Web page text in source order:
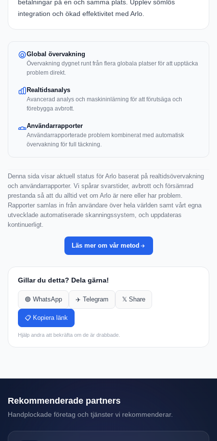
betalningar på en och samma plats. Upplev sömlös
integration och ökad effektivitet med Arlo.
Global övervakning
Övervakning dygnet runt från flera globala platser för att upptäcka
problem direkt.
Realtidsanalys
Avancerad analys och maskininlärning för att förutsäga och
förebygga avbrott.
Användarrapporter
Användarrapporterade problem kombinerat med automatisk
övervakning för full täckning.
Denna sida visar aktuell status för Arlo baserat på realtidsövervakning
och användarrapporter. Vi spårar svarstider, avbrott och försämrad
prestanda så att du alltid vet om Arlo är nere eller har problem.
Rapporter samlas in från användare över hela världen samt vårt egna
utvecklade automatiserade skanningssystem, och uppdateras
kontinuerligt.
Läs mer om vår metod
Gillar du detta? Dela gärna!
🟢 WhatsApp ✈️ Telegram 𝕏 Share
📋 Kopiera länk
Hjälp andra att bekräfta om de är drabbade.
Rekommenderade partners
Handplockade företag och tjänster vi rekommenderar.